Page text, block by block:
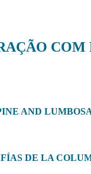
AND
DE LA